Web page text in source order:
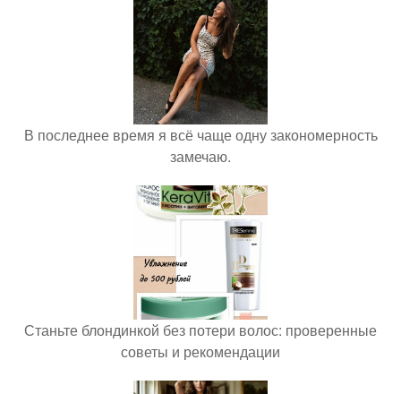
В последнее время я всё чаще одну закономерность
замечаю.
Станьте блондинкой без потери волос: проверенные
советы и рекомендации